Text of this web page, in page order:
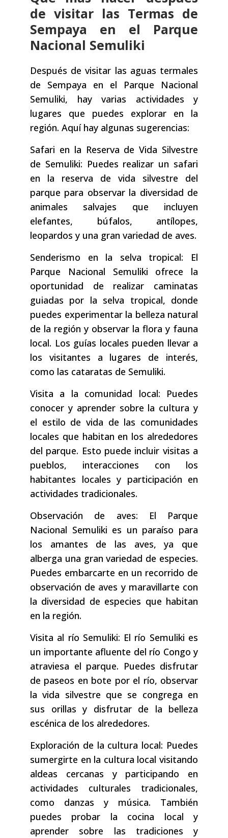
de visitar las Termas de
Sempaya en el Parque
Nacional Semuliki
Después de visitar las aguas termales
de Sempaya en el Parque Nacional
Semuliki, hay varias actividades y
lugares que puedes explorar en la
región. Aquí hay algunas sugerencias:
Safari en la Reserva de Vida Silvestre
de Semuliki: Puedes realizar un safari
en la reserva de vida silvestre del
parque para observar la diversidad de
animales salvajes que incluyen
elefantes, búfalos, antílopes,
leopardos y una gran variedad de aves.
Senderismo en la selva tropical: El
Parque Nacional Semuliki ofrece la
oportunidad de realizar caminatas
guiadas por la selva tropical, donde
puedes experimentar la belleza natural
de la región y observar la flora y fauna
local. Los guías locales pueden llevar a
los visitantes a lugares de interés,
como las cataratas de Semuliki.
Visita a la comunidad local: Puedes
conocer y aprender sobre la cultura y
el estilo de vida de las comunidades
locales que habitan en los alrededores
del parque. Esto puede incluir visitas a
pueblos, interacciones con los
habitantes locales y participación en
actividades tradicionales.
Observación de aves: El Parque
Nacional Semuliki es un paraíso para
los amantes de las aves, ya que
alberga una gran variedad de especies.
Puedes embarcarte en un recorrido de
observación de aves y maravillarte con
la diversidad de especies que habitan
en la región.
Visita al río Semuliki: El río Semuliki es
un importante afluente del río Congo y
atraviesa el parque. Puedes disfrutar
de paseos en bote por el río, observar
la vida silvestre que se congrega en
sus orillas y disfrutar de la belleza
escénica de los alrededores.
Exploración de la cultura local: Puedes
sumergirte en la cultura local visitando
aldeas cercanas y participando en
actividades culturales tradicionales,
como danzas y música. También
puedes probar la cocina local y
aprender sobre las tradiciones y